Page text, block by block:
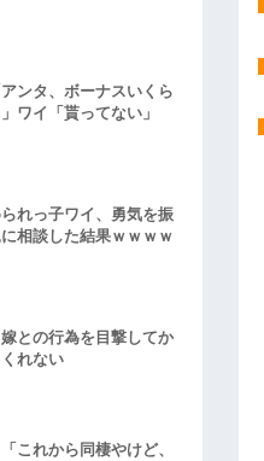
ンタ、ボーナスいくら
ワイ「貰ってない」
れっ子ワイ、勇気を振
相談した結果ｗｗｗｗ
との行為を目撃してか
れない
これから同棲やけど、